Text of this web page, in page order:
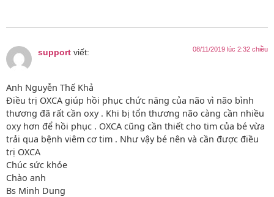
support viết: 08/11/2019 lúc 2:32 chiều
Anh Nguyễn Thế Khả
Điều trị OXCA giúp hồi phục chức năng của não vì não bình
thương đã rất cần oxy . Khi bị tổn thương não càng cần nhiều
oxy hơn để hồi phục . OXCA cũng cần thiết cho tim của bé vừa
trải qua bệnh viêm cơ tim . Như vậy bé nên và cần được điều
trị OXCA
Chúc sức khỏe
Chào anh
Bs Minh Dung